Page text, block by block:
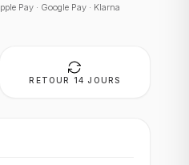
Pay · Google Pay · Klarna
RETOUR 14 JOURS